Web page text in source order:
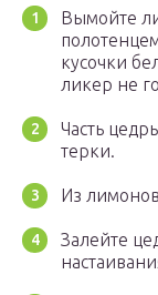
Вымойте
кусочки
ликер не
Часть
терки.
Из
Залейте